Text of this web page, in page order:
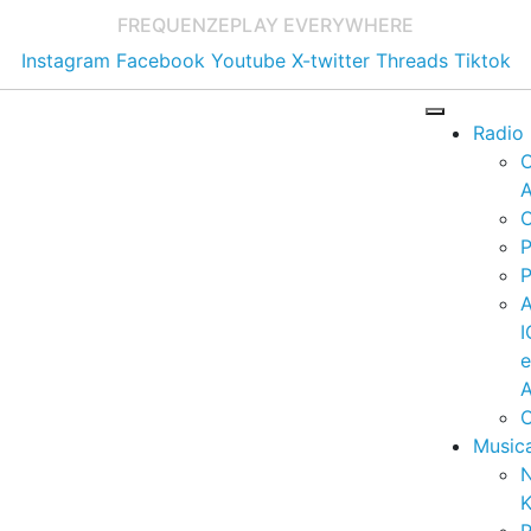
FREQUENZEPLAY EVERYWHERE
Instagram Facebook Youtube X-twitter Threads Tiktok
Radio
e